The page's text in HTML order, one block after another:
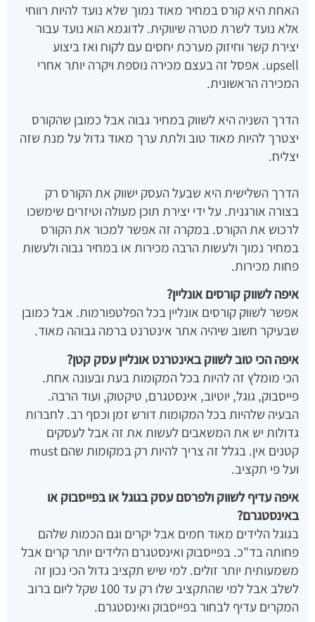
האחת היא קורס במחיר מאוד נמוך שלא נועד להיות רווחי
אלא נועד לשרת מטרה שיווקית. לדוגמא הוא נועד עבור
יצירת קשר וחיזוק מערכת יחסים עם לקוח ואז ביצוע
upsell. אפסל זה בעצם מכירה נוספת ויקרה יותר אחרי
המכירה הראשונית.
הדרך השניה היא לשווק במחיר גבוה אבל כמובן שהקורס
יצטרך להיות מאוד טוב ולתת ערך מאוד גדול על מנת שזה
יצליח.
הדרך השלישית היא שבעל העסק ישווק את הקורס רק
בצורה אורגנית. על ידי יצירת תוכן מעולה וטיזרים שימשכו
לרכוש את הקורס. במקרה זה אפשר למכור את הקורס
במחיר נמוך ולעשות הרבה מכירות או במחיר גבוה ולעשות
פחות מכירות.
איפה לשווק קורסים אונליין?
אפשר לשווק קורסים אונליין בכל הפלטפורמות. אבל כמובן
שבעיקר חשוב שיהיה אתר אינטרנט ברמה גבוהה מאוד.
איפה הכי טוב לשווק באינטרנט אונליין עסק קטן?
הכי מומלץ זה להיות בכל המקומות בעת ובעונה אחת.
פייסבוק, גוגל, יוטיוב, אינסטגרם, טיקטוק, ועוד הרבה.
הבעיה שלהיות בכל המקומות דורש זמן וכסף רב. לחברות
גדולות יש את המשאבים לעשות את זה אבל לעסקים
קטנים אין. בגלל זה צריך להיות רק במקומות שהם must
ועל פי תקציב.
איפה עדיף לשווק ולפרסם עסק בגוגל או בפייסבוק או
באינסטגרם?
בגוגל הלידים מאוד חמים אבל יקרים וגם הכמות שלהם
פחותה בד"כ. בפייסבוק ואינסטגרם הלידים יותר קרים אבל
משמעותית יותר זולים. למי שיש תקציב גדול הכי נכון זה
לשלב אבל למי שהתקציב שלו רק עד 100 שקל ליום ברוב
המקרים עדיף לבחור בפייסבוק ואינסטגרם.